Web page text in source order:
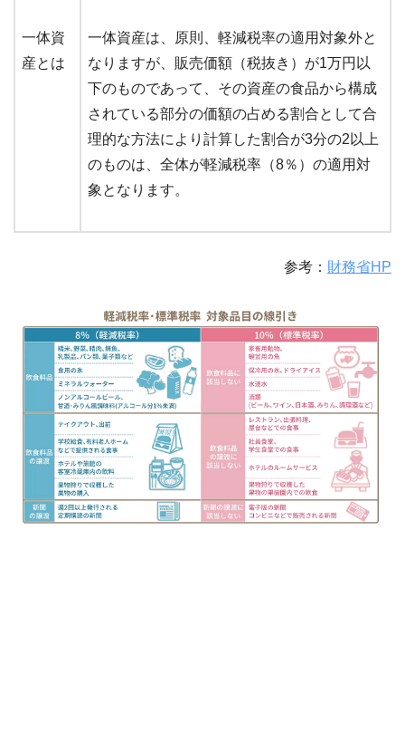
一体資
産とは
一体資産は、原則、軽減税率の適用対象外と
なりますが、販売価額（税抜き）が1万円以
下のものであって、その資産の食品から構成
されている部分の価額の占める割合として合
理的な方法により計算した割合が3分の2以上
のものは、全体が軽減税率（8％）の適用対
象となります。
参考： 財務省HP